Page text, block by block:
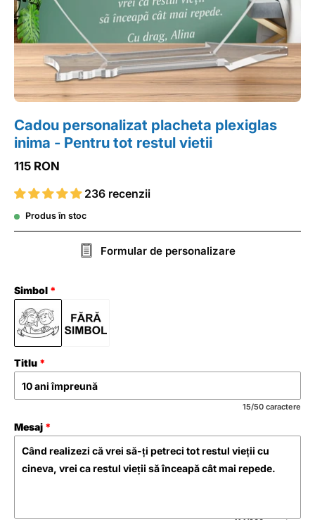
Cadou personalizat placheta plexiglas
inima - Pentru tot restul vietii
115 RON
236 recenzii
Produs în stoc
Formular de personalizare
Simbol
Titlu
15/50 caractere
Mesaj